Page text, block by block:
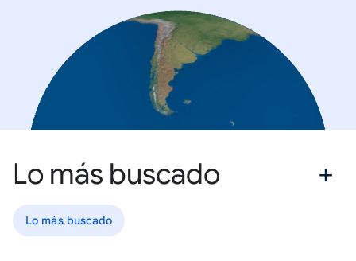
Lo más buscado
Lo más buscado